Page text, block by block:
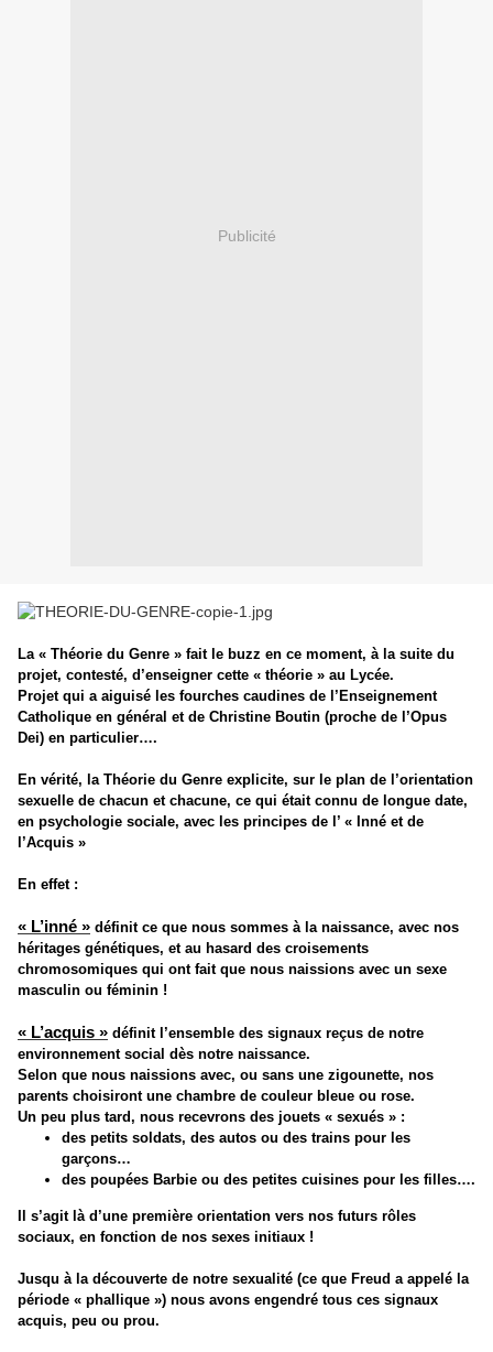
Publicité
La « Théorie du Genre » fait le buzz en ce moment, à la suite du
projet, contesté, d’enseigner cette « théorie » au Lycée.
Projet qui a aiguisé les fourches caudines de l’Enseignement
Catholique en général et de Christine Boutin (proche de l’Opus
Dei) en particulier….
En vérité, la Théorie du Genre explicite, sur le plan de l’orientation
sexuelle de chacun et chacune, ce qui était connu de longue date,
en psychologie sociale, avec les principes de l’ « Inné et de
l’Acquis »
En effet :
« L’inné » définit ce que nous sommes à la naissance, avec nos
héritages génétiques, et au hasard des croisements
chromosomiques qui ont fait que nous naissions avec un sexe
masculin ou féminin !
« L’acquis » définit l’ensemble des signaux reçus de notre
environnement social dès notre naissance.
Selon que nous naissions avec, ou sans une zigounette, nos
parents choisiront une chambre de couleur bleue ou rose.
Un peu plus tard, nous recevrons des jouets « sexués » :
des petits soldats, des autos ou des trains pour les
garçons…
des poupées Barbie ou des petites cuisines pour les filles….
Il s’agit là d’une première orientation vers nos futurs rôles
sociaux, en fonction de nos sexes initiaux !
Jusqu à la découverte de notre sexualité (ce que Freud a appelé la
période « phallique ») nous avons engendré tous ces signaux
acquis, peu ou prou.